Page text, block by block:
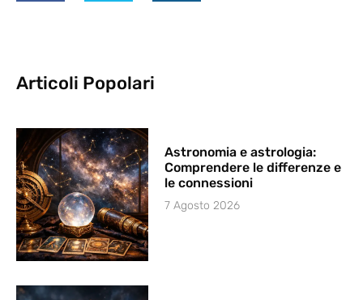
Articoli Popolari
Astronomia e astrologia:
Comprendere le differenze e
le connessioni
7 Agosto 2026